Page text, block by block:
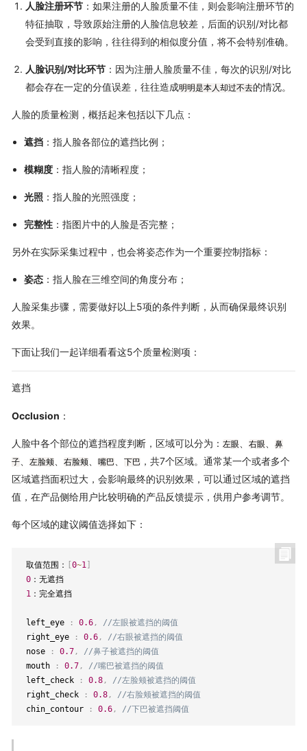
人脸注册环节：如果注册的人脸质量不佳，则会影响注册环节的
特征抽取，导致原始注册的人脸信息较差，后面的识别/对比都
会受到直接的影响，往往得到的相似度分值，将不会特别准确。
人脸识别/对比环节：因为注册人脸质量不佳，每次的识别/对比
都会存在一定的分值误差，往往造成明明是本人却过不去的情况。
人脸的质量检测，概括起来包括以下几点：
遮挡：指人脸各部位的遮挡比例；
模糊度：指人脸的清晰程度；
光照 ：指人脸的光照强度；
完整性：指图片中的人脸是否完整；
另外在实际采集过程中，也会将姿态作为一个重要控制指标：
姿态：指人脸在三维空间的角度分布；
人脸采集步骤，需要做好以上5项的条件判断，从而确保最终识别
效果。
下面让我们一起详细看看这5个质量检测项：
遮挡
Occlusion ：
人脸中各个部位的遮挡程度判断，区域可以分为： 左眼 右眼
鼻
子、 左脸颊、 右脸颊、 嘴巴、 下巴，共7个区域。通常某一个或者多个
区域遮挡面积过大，会影响最终的识别效果，可以通过区域的遮挡
值，在产品侧给用户比较明确的产品反馈提示，供用户参考调节。
每个区域的建议阈值选择如下：
取值范围： [0~1]
0：无遮挡
1：完全遮挡
left_eye : 0.6,
//左眼被遮挡的阈值
right_eye
: 0.6,
//右眼被遮挡的阈值
nose
: 0.7,
//鼻子被遮挡的阈值
mouth
: 0.7,
//嘴巴被遮挡的阈值
left_check
: 0.8,
//左脸颊被遮挡的阈值
right_check
: 0.8,
//右脸颊被遮挡的阈值
chin_contour
: 0.6, //下巴被遮挡阈值